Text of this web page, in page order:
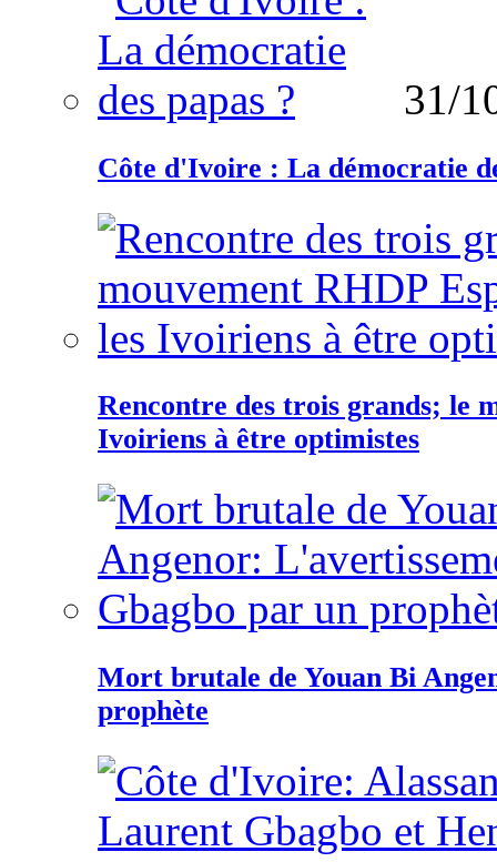
31/
Côte d'Ivoire : La démocratie
Rencontre des trois grands; le
Ivoiriens à être optimistes
Mort brutale de Youan Bi
prophète